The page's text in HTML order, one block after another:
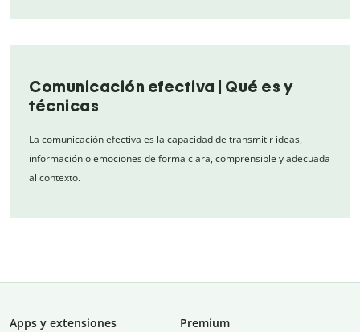
Comunicación efectiva | Qué es y
técnicas
La comunicación efectiva es la capacidad de transmitir ideas,
información o emociones de forma clara, comprensible y adecuada
al contexto.
Apps y extensiones
Premium